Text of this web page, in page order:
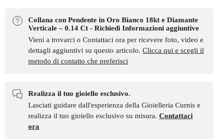
Collana con Pendente in Oro Bianco 18kt e Diamante
Verticale – 0.14 Ct - Richiedi Informazioni aggiuntive
Vieni a trovarci o Contattaci ora per ricevere foto, video e
dettagli aggiuntivi su questo articolo. Clicca qui e scegli il
metodo di contatto che preferisci
Realizza il tuo gioiello esclusivo.
Lasciati guidare dall'esperienza della Gioielleria Curnis e
realizza il tuo gioiello esclusivo su misura. Contattaci
ora